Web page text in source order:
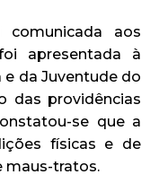
aos
apresentada à
e da Juventude do
das providências
se que a
físicas e de
maus-tratos.